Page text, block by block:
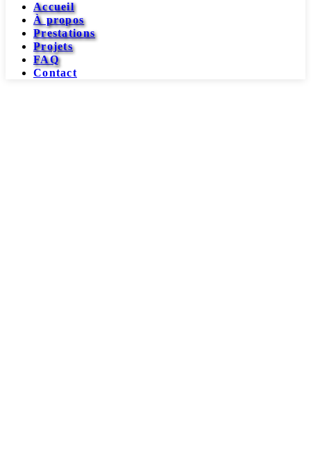
Accueil
À propos
Prestations
Projets
FAQ
Contact